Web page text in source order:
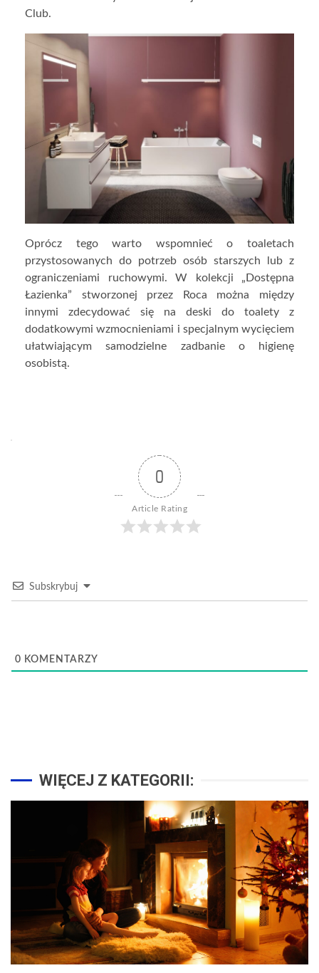
Club.
Oprócz tego warto wspomnieć o toaletach
przystosowanych do potrzeb osób starszych lub z
ograniczeniami ruchowymi. W kolekcji „Dostępna
Łazienka” stworzonej przez Roca można między
innymi zdecydować się na deski do toalety z
dodatkowymi wzmocnieniami i specjalnym wycięciem
ułatwiającym samodzielne zadbanie o higienę
osobistą.
0
Article Rating
Subskrybuj
0 KOMENTARZY
WIĘCEJ Z KATEGORII: